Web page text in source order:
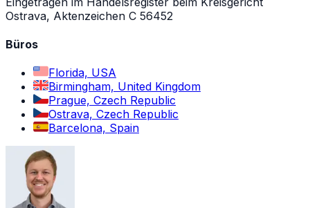
Ostrava, Aktenzeichen C 56452
Büros
Florida, USA
Birmingham, United Kingdom
Prague, Czech Republic
Ostrava, Czech Republic
Barcelona, Spain